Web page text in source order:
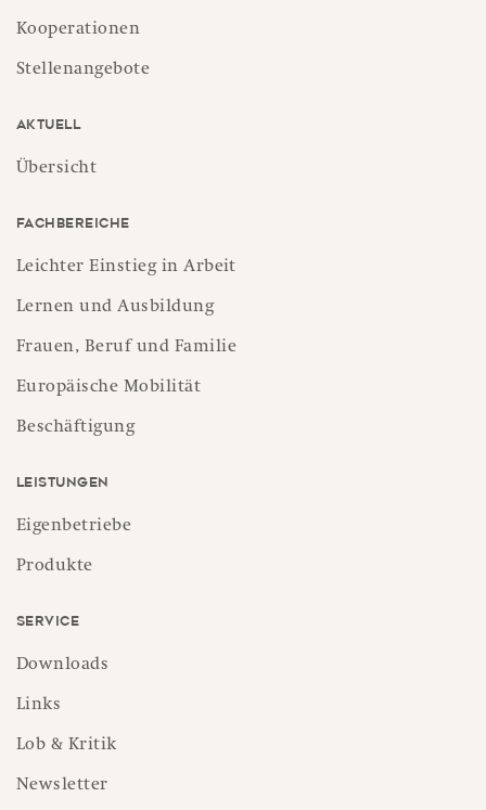
Kooperationen
Stellenangebote
Aktuell
Übersicht
Fachbereiche
Leichter Einstieg in Arbeit
Lernen und Ausbildung
Frauen, Beruf und Familie
Europäische Mobilität
Beschäftigung
Leistungen
Eigenbetriebe
Produkte
Service
Downloads
Links
Lob & Kritik
Newsletter